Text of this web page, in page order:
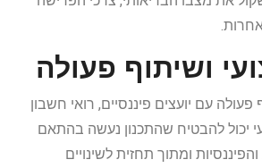
ושיתוף פעולה
עם יועצים פיננסיים, רואי חשבון
יכול להבטיח שהתכנון נעשה בהתאם
ומתוך תחזית לשינויים